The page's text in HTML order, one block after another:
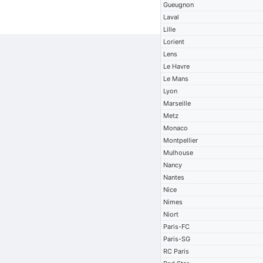
Gueugnon
Laval
Lille
Lorient
Lens
Le Havre
Le Mans
Lyon
Marseille
Metz
Monaco
Montpellier
Mulhouse
Nancy
Nantes
Nice
Nimes
Niort
Paris-FC
Paris-SG
RC Paris